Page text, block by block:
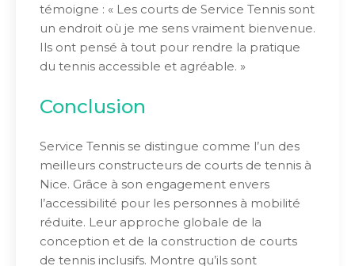
témoigne : « Les courts de Service Tennis sont
un endroit où je me sens vraiment bienvenue.
Ils ont pensé à tout pour rendre la pratique
du tennis accessible et agréable. »
Conclusion
Service Tennis se distingue comme l’un des
meilleurs constructeurs de courts de tennis à
Nice. Grâce à son engagement envers
l’accessibilité pour les personnes à mobilité
réduite. Leur approche globale de la
conception et de la construction de courts
de tennis inclusifs. Montre qu’ils sont